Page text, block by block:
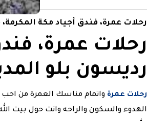
رحلات عمرة، فندق أجياد مكة
رحلات عمرة،
رديسون بلو
رحلات عمرة واتمام مناسك العمرة من احب
الهدوء والسكون والراحه وانت حول بيت